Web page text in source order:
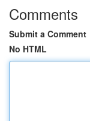
Comments
Submit a Comment
No HTML